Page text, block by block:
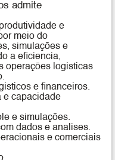
admite
e
meio do
simulações e
a eficiencia,
operações logisticas
e financeiros.
e capacidade
e simulações.
dados e analises.
e comerciais